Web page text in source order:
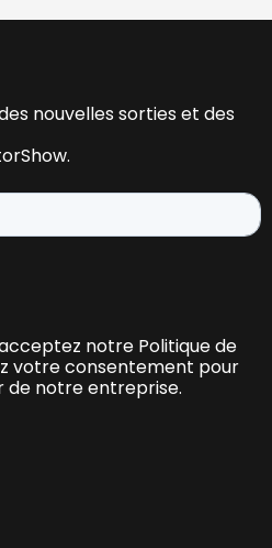
nouvelles sorties et des
notre Politique de
votre consentement pour
de notre entreprise.